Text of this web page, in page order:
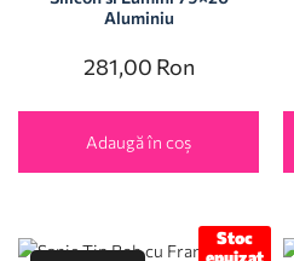
Aluminiu
281,00 Ron
Adaugă în coș
Stoc
epuizat